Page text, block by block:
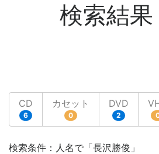
検索結果
CD
6
カセット
0
DVD
2
検索条件：人名で「長沢勝俊」